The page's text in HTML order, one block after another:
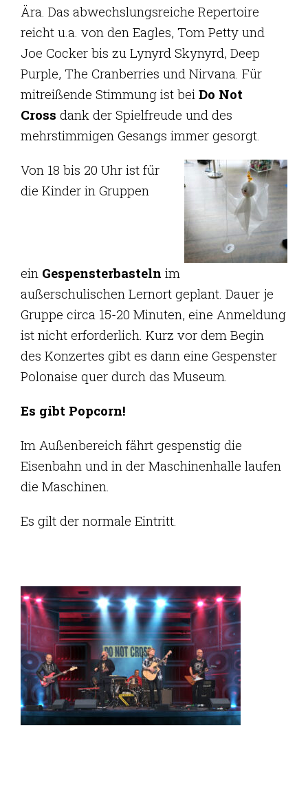
Ära. Das abwechslungsreiche Repertoire
reicht u.a. von den Eagles, Tom Petty und
Joe Cocker bis zu Lynyrd Skynyrd, Deep
Purple, The Cranberries und Nirvana. Für
mitreißende Stimmung ist bei Do Not
Cross dank der Spielfreude und des
mehrstimmigen Gesangs immer gesorgt.
Von 18 bis 20 Uhr ist für
die Kinder in Gruppen
ein Gespensterbasteln im
außerschulischen Lernort geplant. Dauer je
Gruppe circa 15-20 Minuten, eine Anmeldung
ist nicht erforderlich. Kurz vor dem Begin
des Konzertes gibt es dann eine Gespenster
Polonaise quer durch das Museum.
Es gibt Popcorn!
Im Außenbereich fährt gespenstig die
Eisenbahn und in der Maschinenhalle laufen
die Maschinen.
Es gilt der normale Eintritt.